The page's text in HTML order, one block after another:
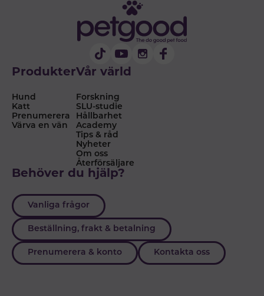
Produkter
Hund
Katt
Prenumerera
Värva en vän
Vår värld
Forskning
SLU-studie
Hållbarhet
Academy
Tips & råd
Nyheter
Om oss
Återförsäljare
Behöver du hjälp?
Vanliga frågor
Beställning, frakt & betalning
Prenumerera & konto Kontakta oss